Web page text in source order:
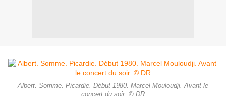
Albert. Somme. Picardie. Début 1980. Marcel Mouloudji. Avant le
concert du soir. © DR